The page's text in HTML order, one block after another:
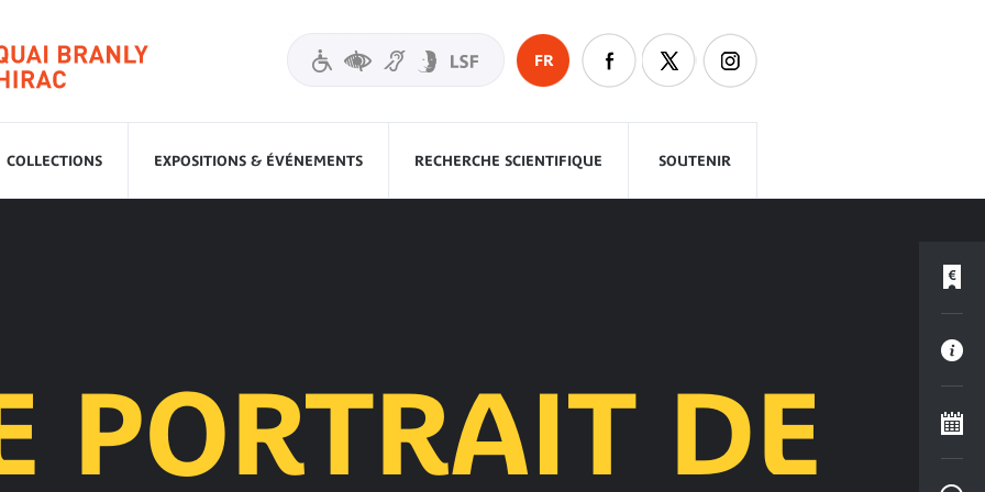
FR
COLLECTIONS EXPOSITIONS & ÉVÉNEMENTS RECHERCHE SCIENTIFIQUE SOUTENIR
PORTRAIT DE